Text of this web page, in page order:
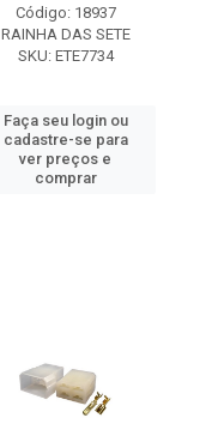
Código: 18937
RAINHA DAS SETE
SKU: ETE7734
Faça seu login ou
cadastre-se para
ver preços e
comprar